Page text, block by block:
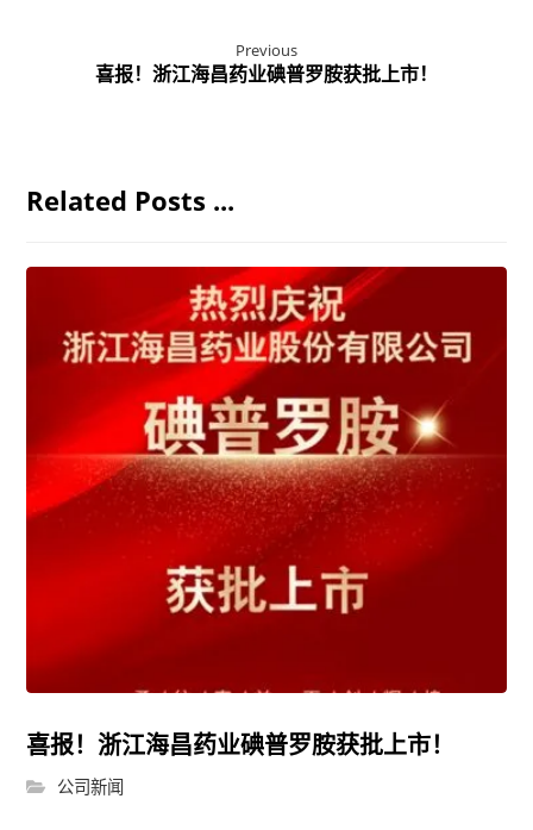
Previous
喜报！浙江海昌药业碘普罗胺获批上市！
Related Posts ...
喜报！浙江海昌药业碘普罗胺获批上市！
公司新闻